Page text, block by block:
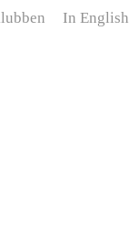
In English